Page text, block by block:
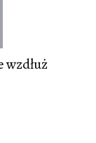
wzdłuż